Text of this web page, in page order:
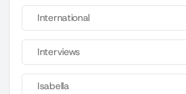
International
Interviews
Isabella